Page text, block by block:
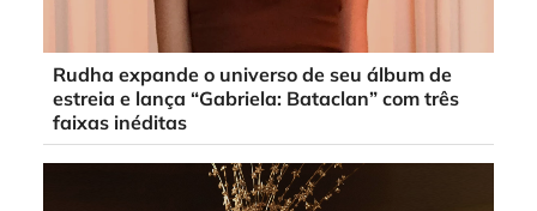
Rudha expande o universo de seu álbum de
estreia e lança “Gabriela: Bataclan” com três
faixas inéditas